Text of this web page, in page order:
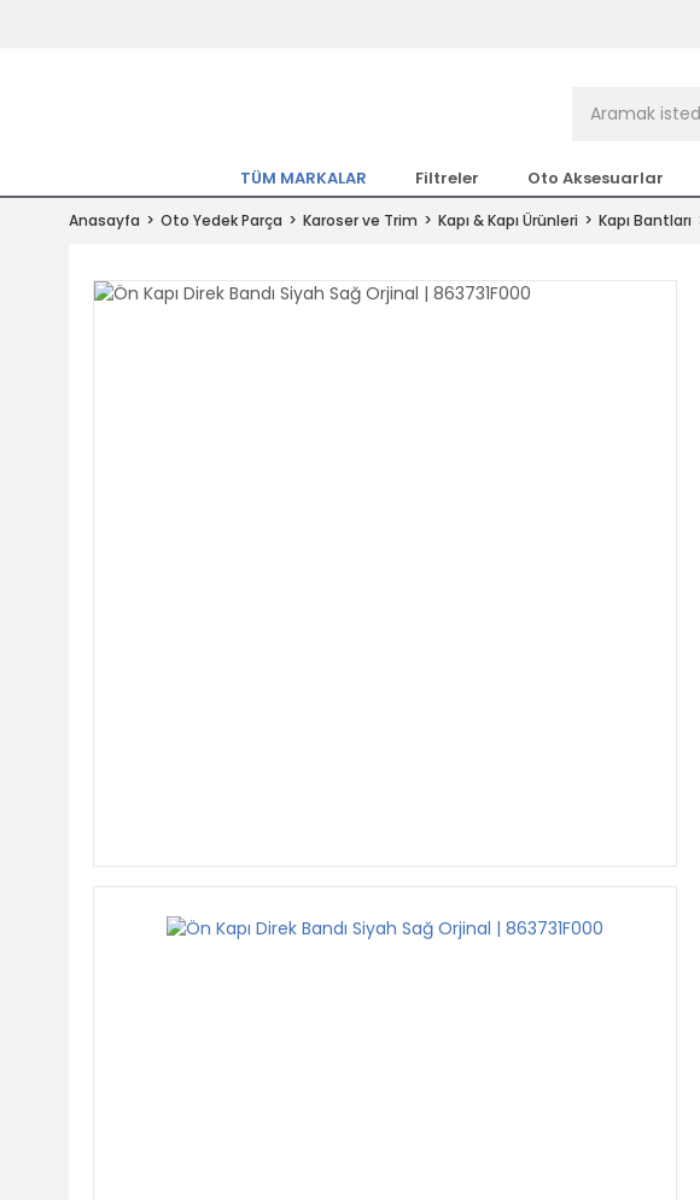
Tıkla Al, Mutlu Kal!
TÜM MARKALAR Filtreler Oto Aksesuarlar
Anasayfa Oto Yedek Parça Karoser ve Trim Kapı & Kapı Ürünleri Kapı Bantları